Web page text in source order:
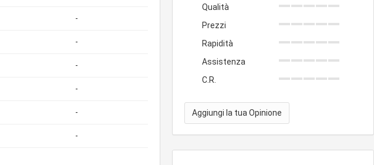
-
-
-
-
-
-
Qualità
Prezzi
Rapidità
Assistenza
C.R.
Aggiungi la tua Opinione